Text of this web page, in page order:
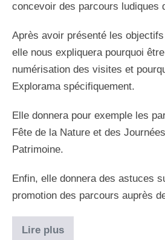
concevoir des parcours ludiques
Après avoir présenté les
elle nous expliquera pourquoi
numérisation des visites et
Explorama spécifiquement.
Elle donnera pour exemple les
Fête de la Nature et des
Patrimoine.
Enfin, elle donnera des astuces
promotion des parcours auprès
Lire plus